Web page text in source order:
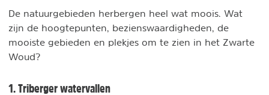
De natuurgebieden herbergen heel wat moois. Wat
zijn de hoogtepunten, bezienswaardigheden, de
mooiste gebieden en plekjes om te zien in het Zwarte
Woud?
1. Triberger watervallen